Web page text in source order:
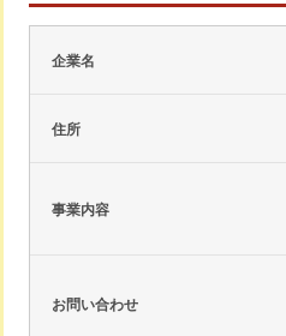
企業名
住所
事業内容
お問い合わせ